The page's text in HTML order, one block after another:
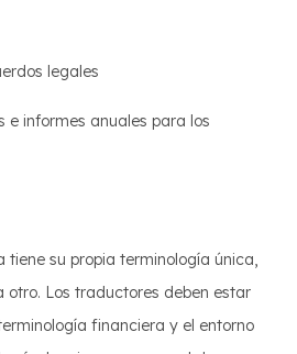
legales
e informes anuales para los
tiene su propia terminología única,
otro. Los traductores deben estar
financiera y el entorno